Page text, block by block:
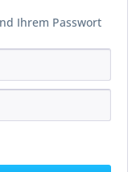
Ihrem Passwort